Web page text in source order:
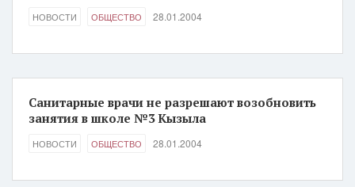
НОВОСТИ ОБЩЕСТВО 28.01.2004
Санитарные врачи не разрешают возобновить
занятия в школе №3 Кызыла
НОВОСТИ ОБЩЕСТВО 28.01.2004